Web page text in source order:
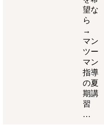
望な
ら
→
マン
ツー
マン
指導
の夏
期講
習
…